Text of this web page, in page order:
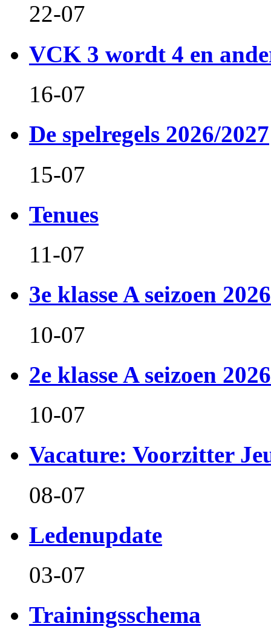
22-07
VCK 3 wordt 4 en
16-07
De spelregels 2026/2027
15-07
Tenues
11-07
3e klasse A seizoen
10-07
2e klasse A seizoen
10-07
Vacature: Voorzitter
08-07
Ledenupdate
03-07
Trainingsschema